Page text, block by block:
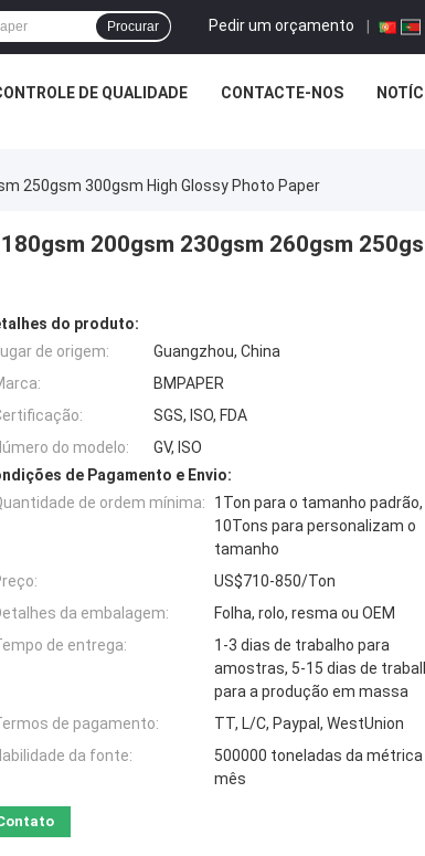
Pedir um orçamento |
Procurar
DE QUALIDADE CONTACTE-NOS
250gsm 300gsm High Glossy Photo Paper
200gsm 230gsm 260gsm
do produto:
de origem:
Guangzhou, China
BMPAPER
SGS, ISO, FDA
do modelo:
GV, ISO
de Pagamento e Envio:
de ordem mínima:
1Ton para o tamanho padrão,
10Tons para personalizam o
tamanho
US$710-850/Ton
da embalagem:
Folha, rolo, resma ou OEM
de entrega:
1-3 dias de trabalho para
amostras, 5-15 dias de
para a produção em massa
de pagamento:
TT, L/C, Paypal, WestUnion
da fonte:
500000 toneladas da métrica
mês